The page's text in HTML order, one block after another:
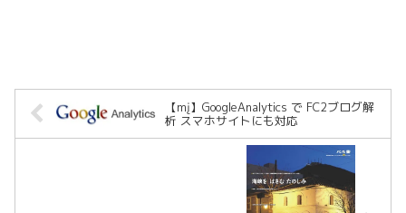
【mį】GoogleAnalytics で FC2ブログ解
析 スマホサイトにも対応